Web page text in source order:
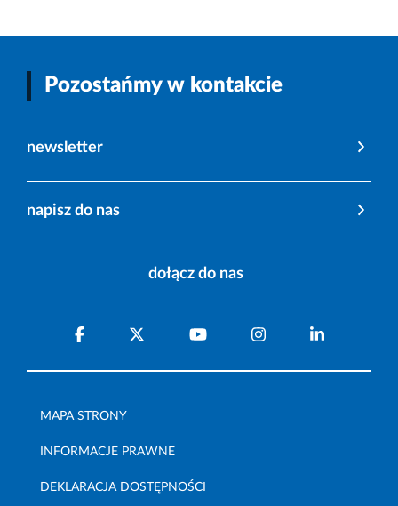
Pozostańmy w kontakcie
newsletter
napisz do nas
dołącz do nas
MAPA STRONY
INFORMACJE PRAWNE
DEKLARACJA DOSTĘPNOŚCI